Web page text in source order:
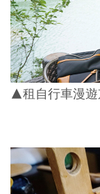
▲租自行車漫遊